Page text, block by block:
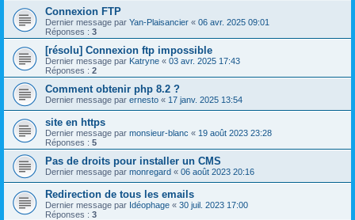
Connexion FTP
Dernier message par Yan-Plaisancier « 06 avr. 2025 09:01
Réponses : 3
[résolu] Connexion ftp impossible
Dernier message par Katryne « 03 avr. 2025 17:43
Réponses : 2
Comment obtenir php 8.2 ?
Dernier message par ernesto « 17 janv. 2025 13:54
site en https
Dernier message par monsieur-blanc « 19 août 2023 23:28
Réponses : 5
Pas de droits pour installer un CMS
Dernier message par monregard « 06 août 2023 20:16
Redirection de tous les emails
Dernier message par Idéophage « 30 juil. 2023 17:00
Réponses : 3